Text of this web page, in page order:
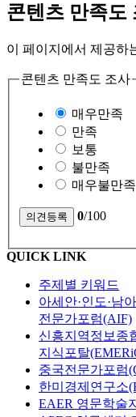
콘텐츠 만족도
이 페이지에서 제공하
콘텐츠 만족도 조사
매우만족
만족
보통
불만족
매우불만족
0/100
QUICK LINK
주제별 키워드
아세안·인도·남
전문가포럼(AIF)
신흥지역정보종
지식포탈
중국전문가포럼
한미경제연구소
EAER 영문학술지